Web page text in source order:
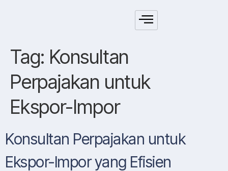
Tag: Konsultan
Perpajakan untuk
Ekspor-Impor
Konsultan Perpajakan untuk
Ekspor-Impor yang Efisien